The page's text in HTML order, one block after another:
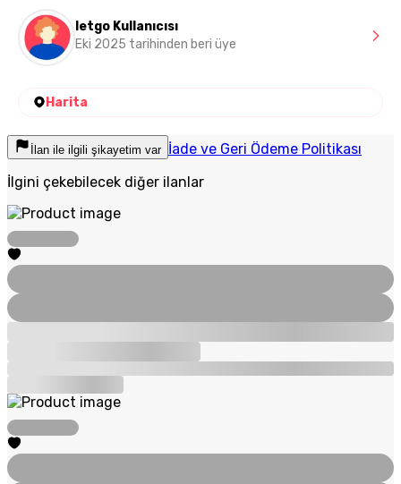
letgo Kullanıcısı
Eki 2025 tarihinden beri üye
Harita
İlan ile ilgili şikayetim var İade ve Geri Ödeme Politikası
İlgini çekebilecek diğer ilanlar